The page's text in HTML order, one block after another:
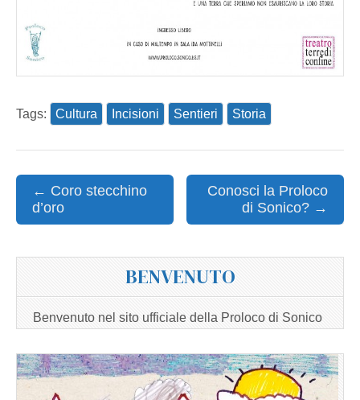
Tags: Cultura Incisioni Sentieri Storia
navigation
← Coro stecchino
d’oro
Conosci la Proloco
di Sonico? →
BENVENUTO
Benvenuto nel sito ufficiale della Proloco di Sonico